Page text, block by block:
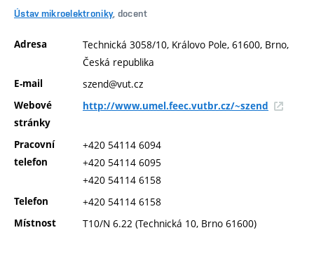
Ústav mikroelektroniky, docent
Adresa
Technická 3058/10, Královo Pole, 61600, Brno,
Česká republika
E-mail szend@vut.cz
Webové
stránky
http://www.umel.feec.vutbr.cz/~szend
Pracovní
telefon
+420 54114 6094
+420 54114 6095
+420 54114 6158
Telefon +420 54114 6158
Místnost T10/N 6.22 (Technická 10, Brno 61600)